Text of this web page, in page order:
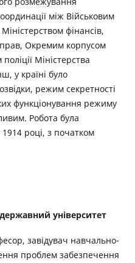
між Військовим
фінансів,
Окремим корпусом
Міністерства
у країні було
режим секретності
функціонування режиму
Робота була
році, з початком
університет
завідувач навчально-
проблем забезпечення